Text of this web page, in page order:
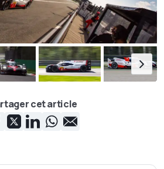
cet article